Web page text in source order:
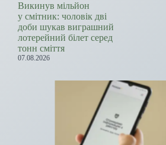
Викинув мільйон
у смітник: чоловік дві
доби шукав виграшний
лотерейний білет серед
тонн сміття
07.08.2026